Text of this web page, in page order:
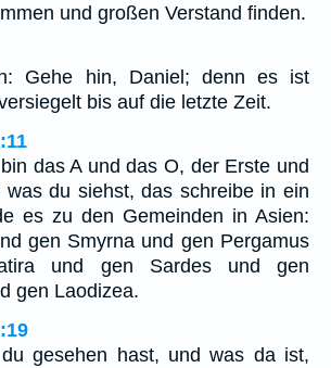
und großen Verstand finden.
Gehe hin, Daniel; denn es ist
bis auf die letzte Zeit.
das A und das O, der Erste und
du siehst, das schreibe in ein
es zu den Gemeinden in Asien:
gen Smyrna und gen Pergamus
und gen Sardes und gen
gen Laodizea.
gesehen hast, und was da ist,